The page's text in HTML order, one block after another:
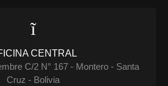
CENTRAL
C/2 N° 167 - Montero - Santa
Cruz - Bolivia